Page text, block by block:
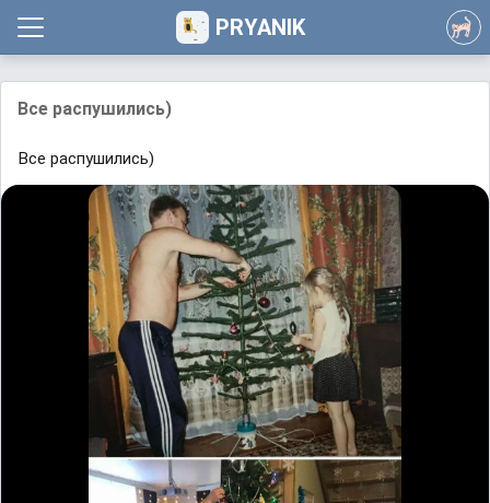
PRYANIK
Все распушились)
Все распушились)